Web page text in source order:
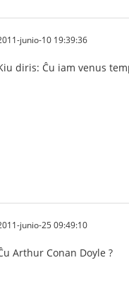
junio-10 19:39:36
diris: Ĉu iam venus
junio-25 09:49:10
Arthur Conan Doyle ?